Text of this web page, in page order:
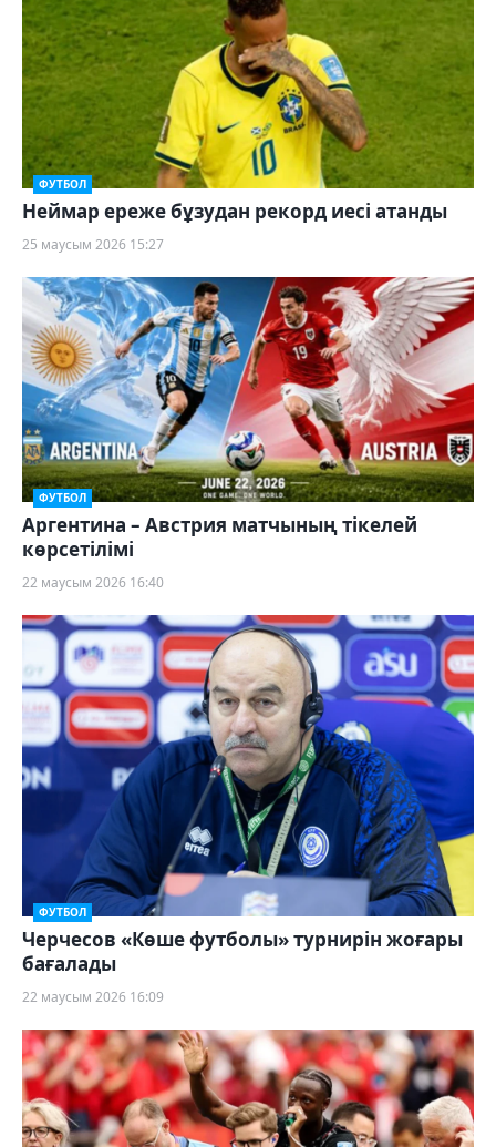
ФУТБОЛ
Неймар ереже бұзудан рекорд иесі атанды
25 маусым 2026 15:27
ФУТБОЛ
Аргентина – Австрия матчының тікелей
көрсетілімі
22 маусым 2026 16:40
ФУТБОЛ
Черчесов «Көше футболы» турнирін жоғары
бағалады
22 маусым 2026 16:09